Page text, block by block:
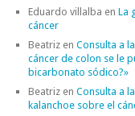
Eduardo villalba en La
cáncer
Beatriz en Consulta a
cáncer de colon se le
bicarbonato sódico?»
Beatriz en Consulta a
kalanchoe sobre el